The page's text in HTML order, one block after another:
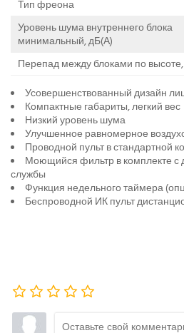
Тип фреона
Уровень шума внутреннего блока
минимальный, дБ(А)
Перепад между блоками по
Усовершенствованный дизайн
Компактные габариты, легкий вес
Низкий уровень шума
Улучшенное равномерное
Проводной пульт в стандартной
Моющийся фильтр в комплекте с
службы
Функция недельного таймера
Беспроводной ИК пульт